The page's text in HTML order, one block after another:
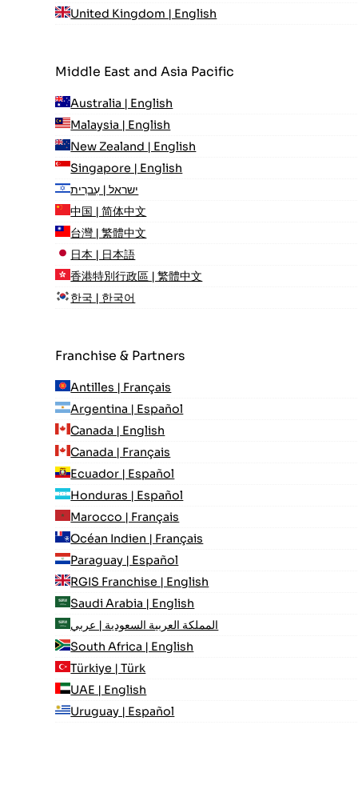
United Kingdom | English
Middle East and Asia Pacific
Australia | English
Malaysia | English
New Zealand | English
Singapore | English
ישראל | עִברִית
中国 | 简体中文
台灣 | 繁體中文
日本 | 日本語
香港特別行政區 | 繁體中文
한국 | 한국어
Franchise & Partners
Antilles | Français
Argentina | Español
Canada | English
Canada | Français
Ecuador | Español
Honduras | Español
Marocco | Français
Océan Indien | Français
Paraguay | Español
RGIS Franchise | English
Saudi Arabia | English
المملكة العربية السعودية | عربي
South Africa | English
Türkiye | Türk
UAE | English
Uruguay | Español